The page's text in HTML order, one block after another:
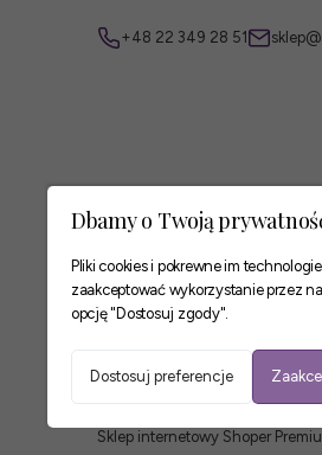
+48 22 349 28 51
Zaufane płatności
Sklep internetowy Shoper
Dbamy o Twoją
Pliki cookies i pokrewne im
zaakceptować wykorzystanie przez
opcję "Dostosuj zgody".
Dostosuj preferencje